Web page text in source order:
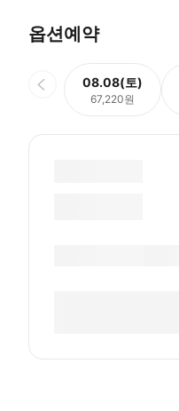
옵션예약
08.08(토)
67,220원